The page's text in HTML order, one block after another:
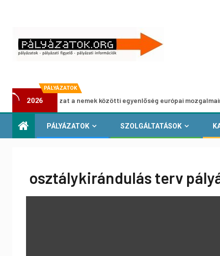
PÁLYÁZATOK
2026
Pályázat a nemek közötti egyenlőség európai mozgalmainak
PÁLYÁZATOK SZOLGÁLTATÁSOK
osztálykirándulás terv